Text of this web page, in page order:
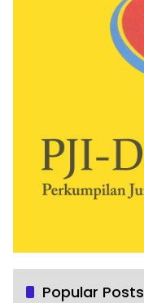
Popular Posts